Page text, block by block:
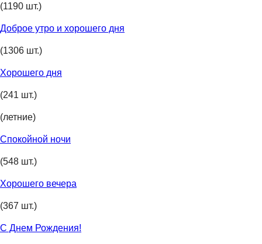
(1190 шт.)
Доброе утро и хорошего дня
(1306 шт.)
Хорошего дня
(241 шт.)
(летние)
Спокойной ночи
(548 шт.)
Хорошего вечера
(367 шт.)
С Днем Рождения!